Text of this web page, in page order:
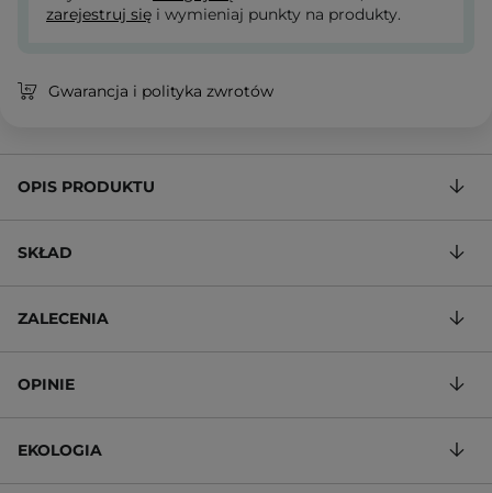
zarejestruj się i wymieniaj punkty na produkty.
Gwarancja i polityka zwrotów
OPIS PRODUKTU
SKŁAD
ZALECENIA
OPINIE
EKOLOGIA